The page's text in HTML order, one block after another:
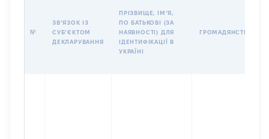
№
ЗВʼЯЗОК ІЗ
СУБʼЄКТОМ
ДЕКЛАРУВАННЯ
ПРІЗВИЩЕ, ІМʼЯ,
ПО БАТЬКОВІ (ЗА
НАЯВНОСТІ) ДЛЯ
ІДЕНТИФІКАЦІЇ В
УКРАЇНІ
ГРОМАДЯНСТВО